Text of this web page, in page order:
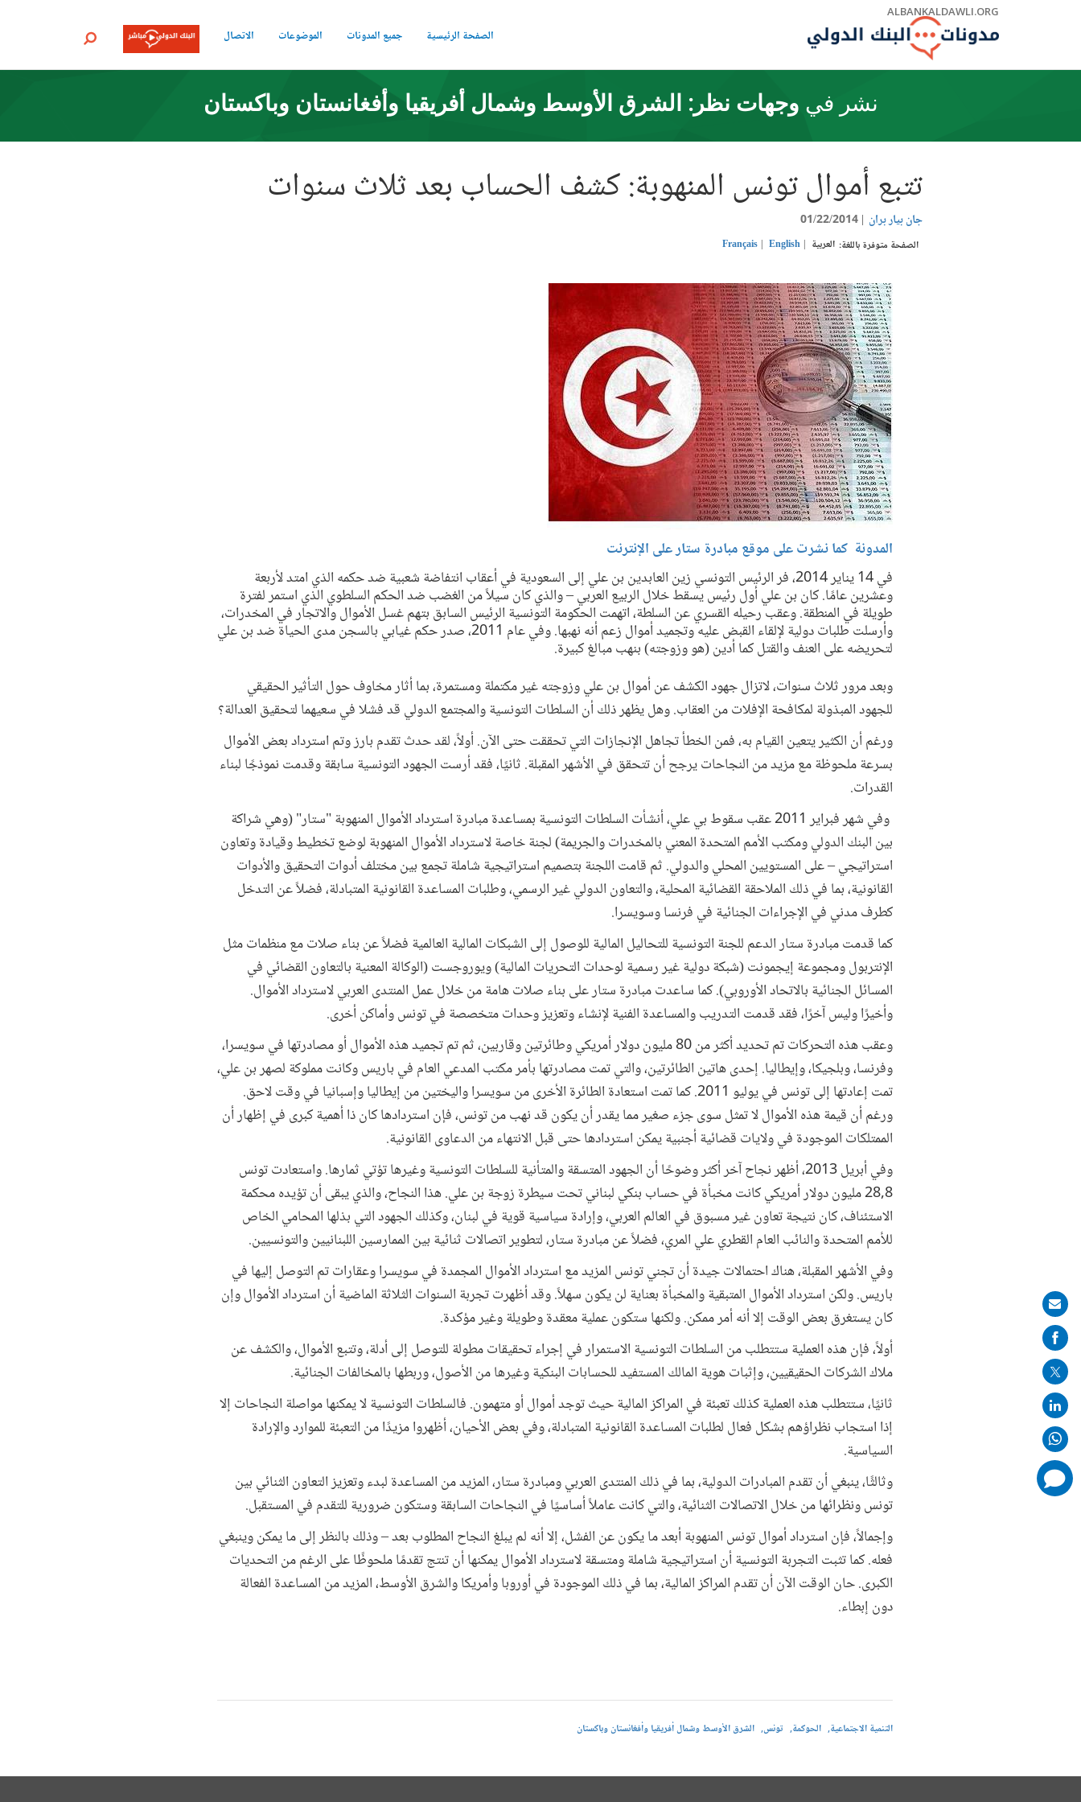
ALBANKALDAWLI.ORG
الصفحة الرئيسية جميع المدونات الموضوعات الاتصال بحث
نشر في وجهات نظر: الشرق الأوسط وشمال أفريقيا وأفغانستان وباكستان
تتبع أموال تونس المنهوبة: كشف الحساب بعد ثلاث سنوات
جان بيار بران 01/22/2014
الصفحة متوفرة باللغة: العربية English
Français
المدونة كما نشرت على موقع مبادرة ستار على الإنترنت
في 14 يناير 2014، فر الرئيس التونسي زين العابدين بن علي إلى السعودية في أعقاب انتفاضة شعبية ضد حكمه الذي امتد لأربعة
وعشرين عامًا. كان بن علي أول رئيس يسقط خلال الربيع العربي – والذي كان سيلاً من الغضب ضد الحكم السلطوي الذي استمر لفترة
طويلة في المنطقة. وعقب رحيله القسري عن السلطة، اتهمت الحكومة التونسية الرئيس السابق بتهم غسل الأموال والاتجار في المخدرات،
وأرسلت طلبات دولية لإلقاء القبض عليه وتجميد أموال زعم أنه نهبها. وفي عام 2011، صدر حكم غيابي بالسجن مدى الحياة ضد بن علي
لتحريضه على العنف والقتل كما أدين (هو وزوجته) بنهب مبالغ كبيرة.
وبعد مرور ثلاث سنوات، لاتزال جهود الكشف عن أموال بن علي وزوجته غير مكتملة ومستمرة، بما أثار مخاوف حول التأثير الحقيقي
للجهود المبذولة لمكافحة الإفلات من العقاب. وهل يظهر ذلك أن السلطات التونسية والمجتمع الدولي قد فشلا في سعيهما لتحقيق العدالة؟
ورغم أن الكثير يتعين القيام به، فمن الخطأ تجاهل الإنجازات التي تحققت حتى الآن. أولاً، لقد حدث تقدم بارز وتم استرداد بعض الأموال
بسرعة ملحوظة مع مزيد من النجاحات يرجح أن تتحقق في الأشهر المقبلة. ثانيًا، فقد أرست الجهود التونسية سابقة وقدمت نموذجًا لبناء
القدرات.
وفي شهر فبراير 2011 عقب سقوط بي علي، أنشأت السلطات التونسية بمساعدة مبادرة استرداد الأموال المنهوبة "ستار" (وهي شراكة
بين البنك الدولي ومكتب الأمم المتحدة المعني بالمخدرات والجريمة) لجنة خاصة لاسترداد الأموال المنهوبة لوضع تخطيط وقيادة وتعاون
استراتيجي – على المستويين المحلي والدولي. ثم قامت اللجنة بتصميم استراتيجية شاملة تجمع بين مختلف أدوات التحقيق والأدوات
القانونية، بما في ذلك الملاحقة القضائية المحلية، والتعاون الدولي غير الرسمي، وطلبات المساعدة القانونية المتبادلة، فضلاً عن التدخل
كطرف مدني في الإجراءات الجنائية في فرنسا وسويسرا.
كما قدمت مبادرة ستار الدعم للجنة التونسية للتحاليل المالية للوصول إلى الشبكات المالية العالمية فضلاً عن بناء صلات مع منظمات مثل
الإنتربول ومجموعة إيجمونت (شبكة دولية غير رسمية لوحدات التحريات المالية) ويوروجست (الوكالة المعنية بالتعاون القضائي في
المسائل الجنائية بالاتحاد الأوروبي). كما ساعدت مبادرة ستار على بناء صلات هامة من خلال عمل المنتدى العربي لاسترداد الأموال.
وأخيرًا وليس آخرًا، فقد قدمت التدريب والمساعدة الفنية لإنشاء وتعزيز وحدات متخصصة في تونس وأماكن أخرى.
وعقب هذه التحركات تم تحديد أكثر من 80 مليون دولار أمريكي وطائرتين وقاربين، ثم تم تجميد هذه الأموال أو مصادرتها في سويسرا،
وفرنسا، وبلجيكا، وإيطاليا. إحدى هاتين الطائرتين، والتي تمت مصادرتها بأمر مكتب المدعي العام في باريس وكانت مملوكة لصهر بن علي،
تمت إعادتها إلى تونس في يوليو 2011. كما تمت استعادة الطائرة الأخرى من سويسرا واليختين من إيطاليا وإسبانيا في وقت لاحق.
ورغم أن قيمة هذه الأموال لا تمثل سوى جزء صغير مما يقدر أن يكون قد نهب من تونس، فإن استردادها كان ذا أهمية كبرى في إظهار أن
الممتلكات الموجودة في ولايات قضائية أجنبية يمكن استردادها حتى قبل الانتهاء من الدعاوى القانونية.
وفي أبريل 2013، أظهر نجاح آخر أكثر وضوحًا أن الجهود المتسقة والمتأنية للسلطات التونسية وغيرها تؤتي ثمارها. واستعادت تونس
28,8 مليون دولار أمريكي كانت مخبأة في حساب بنكي لبناني تحت سيطرة زوجة بن علي. هذا النجاح، والذي يبقى أن تؤيده محكمة
الاستئناف، كان نتيجة تعاون غير مسبوق في العالم العربي، وإرادة سياسية قوية في لبنان، وكذلك الجهود التي بذلها المحامي الخاص
للأمم المتحدة والنائب العام القطري علي المري، فضلاً عن مبادرة ستار، لتطوير اتصالات ثنائية بين الممارسين اللبنانيين والتونسيين.
وفي الأشهر المقبلة، هناك احتمالات جيدة أن تجني تونس المزيد مع استرداد الأموال المجمدة في سويسرا وعقارات تم التوصل إليها في
باريس. ولكن استرداد الأموال المتبقية والمخبأة بعناية لن يكون سهلاً. وقد أظهرت تجربة السنوات الثلاثة الماضية أن استرداد الأموال وإن
كان يستغرق بعض الوقت إلا أنه أمر ممكن. ولكنها ستكون عملية معقدة وطويلة وغير مؤكدة.
أولاً، فإن هذه العملية ستتطلب من السلطات التونسية الاستمرار في إجراء تحقيقات مطولة للتوصل إلى أدلة، وتتبع الأموال، والكشف عن
ملاك الشركات الحقيقيين، وإثبات هوية المالك المستفيد للحسابات البنكية وغيرها من الأصول، وربطها بالمخالفات الجنائية.
ثانيًا، ستتطلب هذه العملية كذلك تعبئة في المراكز المالية حيث توجد أموال أو متهمون. فالسلطات التونسية لا يمكنها مواصلة النجاحات إلا
إذا استجاب نظراؤهم بشكل فعال لطلبات المساعدة القانونية المتبادلة، وفي بعض الأحيان، أظهروا مزيدًا من التعبئة للموارد والإرادة
السياسية.
وثالثًا، ينبغي أن تقدم المبادرات الدولية، بما في ذلك المنتدى العربي ومبادرة ستار، المزيد من المساعدة لبدء وتعزيز التعاون الثنائي بين
تونس ونظرائها من خلال الاتصالات الثنائية، والتي كانت عاملاً أساسيًا في النجاحات السابقة وستكون ضرورية للتقدم في المستقبل.
وإجمالاً، فإن استرداد أموال تونس المنهوبة أبعد ما يكون عن الفشل، إلا أنه لم يبلغ النجاح المطلوب بعد – وذلك بالنظر إلى ما يمكن وينبغي
فعله. كما تثبت التجربة التونسية أن استراتيجية شاملة ومتسقة لاسترداد الأموال يمكنها أن تنتج تقدمًا ملحوظًا على الرغم من التحديات
الكبرى. حان الوقت الآن أن تقدم المراكز المالية، بما في ذلك الموجودة في أوروبا وأمريكا والشرق الأوسط، المزيد من المساعدة الفعالة
دون إبطاء.
التنمية الاجتماعية الحوكمة تونس الشرق الأوسط وشمال أفريقيا وأفغانستان وباكستان
Share
on
mail
comments
added